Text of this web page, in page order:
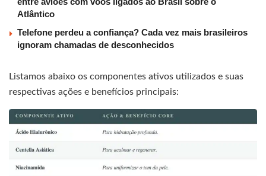
Atlântico
Telefone perdeu a confiança? Cada vez mais brasileiros
ignoram chamadas de desconhecidos
Listamos abaixo os componentes ativos utilizados e suas
respectivas ações e benefícios principais: